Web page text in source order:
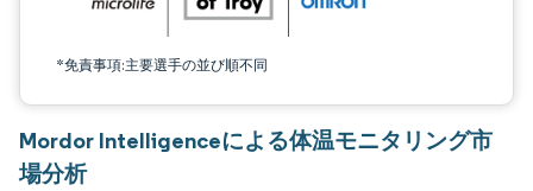
*免責事項:主要選手の並び順不同
Mordor Intelligenceによる体温モニタリング市
場分析